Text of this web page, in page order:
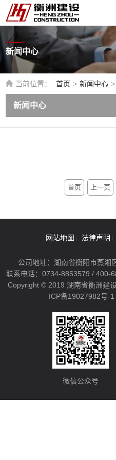
新闻中心
当前位置： 首页 > 新闻中心 >
新闻中心
首页 上一页
网站地图 法律声明
公司地址：湖南省衡阳市蒸湘
联系电话：0734-8853579 / 400-
Copyright © 2019 湖南省衡洲建
ICP备19027982号-1
微信公众号